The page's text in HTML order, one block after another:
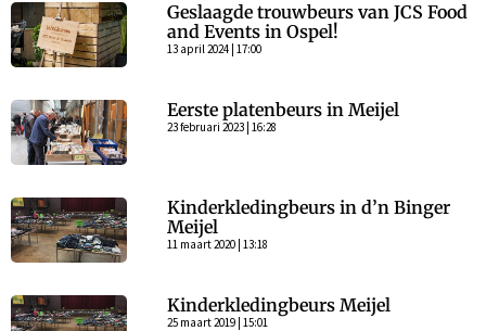
Geslaagde trouwbeurs van JCS Food
and Events in Ospel!
13 april 2024 | 17:00
Eerste platenbeurs in Meijel
23 februari 2023 | 16:28
Kinderkledingbeurs in d’n Binger
Meijel
11 maart 2020 | 13:18
Kinderkledingbeurs Meijel
25 maart 2019 | 15:01